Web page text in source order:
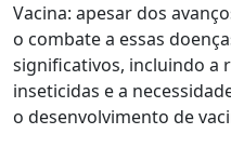
Vacina: apesar dos
o combate a essas
significativos, incluindo a
inseticidas e a
o desenvolvimento de